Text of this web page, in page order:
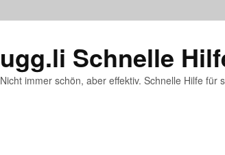
ugg.li Schnelle
Nicht immer schön, aber effektiv. Schnelle Hilfe für